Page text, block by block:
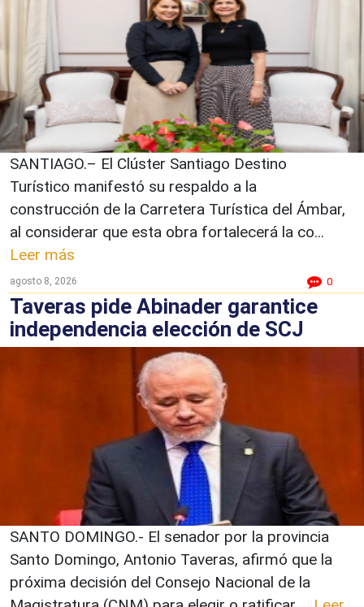
SANTIAGO.– El Clúster Santiago Destino
Turístico manifestó su respaldo a la
construcción de la Carretera Turística del Ámbar,
al considerar que esta obra fortalecerá la co...
Leer más
agosto 8, 2026 0
Taveras pide Abinader garantice
independencia elección de SCJ
SANTO DOMINGO.- El senador por la provincia
Santo Domingo, Antonio Taveras, afirmó que la
próxima decisión del Consejo Nacional de la